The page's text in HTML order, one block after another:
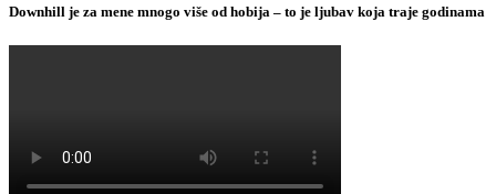
Downhill je za mene mnogo više od hobija – to je ljubav koja traje godinama